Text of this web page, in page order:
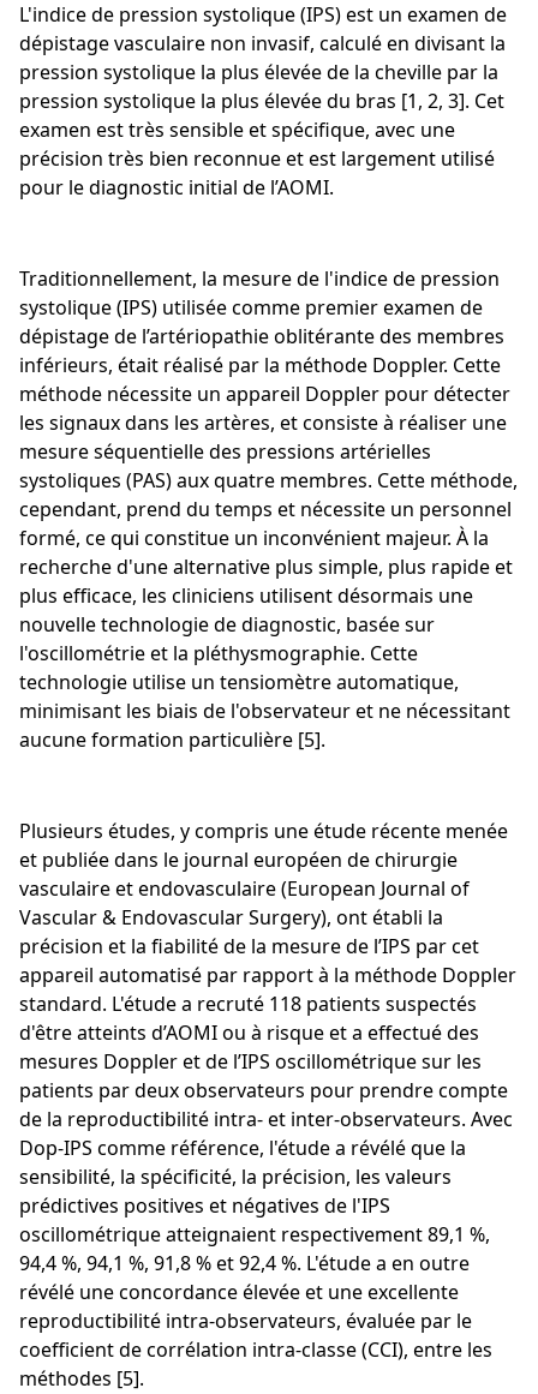
L'indice de pression systolique (IPS) est un examen de
dépistage vasculaire non invasif, calculé en divisant la
pression systolique la plus élevée de la cheville par la
pression systolique la plus élevée du bras [1, 2, 3]. Cet
examen est très sensible et spécifique, avec une
précision très bien reconnue et est largement utilisé
pour le diagnostic initial de l’AOMI.
Traditionnellement, la mesure de l'indice de pression
systolique (IPS) utilisée comme premier examen de
dépistage de l’artériopathie oblitérante des membres
inférieurs, était réalisé par la méthode Doppler. Cette
méthode nécessite un appareil Doppler pour détecter
les signaux dans les artères, et consiste à réaliser une
mesure séquentielle des pressions artérielles
systoliques (PAS) aux quatre membres. Cette méthode,
cependant, prend du temps et nécessite un personnel
formé, ce qui constitue un inconvénient majeur. À la
recherche d'une alternative plus simple, plus rapide et
plus efficace, les cliniciens utilisent désormais une
nouvelle technologie de diagnostic, basée sur
l'oscillométrie et la pléthysmographie. Cette
technologie utilise un tensiomètre automatique,
minimisant les biais de l'observateur et ne nécessitant
aucune formation particulière [5].
Plusieurs études, y compris une étude récente menée
et publiée dans le journal européen de chirurgie
vasculaire et endovasculaire (European Journal of
Vascular & Endovascular Surgery), ont établi la
précision et la fiabilité de la mesure de l’IPS par cet
appareil automatisé par rapport à la méthode Doppler
standard. L'étude a recruté 118 patients suspectés
d'être atteints d’AOMI ou à risque et a effectué des
mesures Doppler et de l’IPS oscillométrique sur les
patients par deux observateurs pour prendre compte
de la reproductibilité intra- et inter-observateurs. Avec
Dop-IPS comme référence, l'étude a révélé que la
sensibilité, la spécificité, la précision, les valeurs
prédictives positives et négatives de l'IPS
oscillométrique atteignaient respectivement 89,1 %,
94,4 %, 94,1 %, 91,8 % et 92,4 %. L'étude a en outre
révélé une concordance élevée et une excellente
reproductibilité intra-observateurs, évaluée par le
coefficient de corrélation intra-classe (CCI), entre les
méthodes [5].